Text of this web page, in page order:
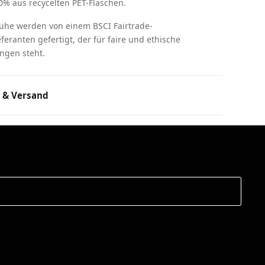
aus recycelten PET-Flaschen.
werden von einem BSCI Fairtrade-
gefertigt, der für faire und ethische
steht.
Versand